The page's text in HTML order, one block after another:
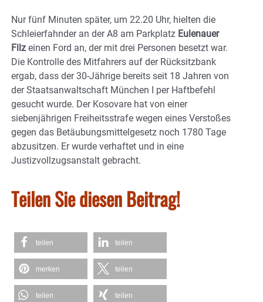
Nur fünf Minuten später, um 22.20 Uhr, hielten die
Schleierfahnder an der A8 am Parkplatz Eulenauer
Filz einen Ford an, der mit drei Personen besetzt war.
Die Kontrolle des Mitfahrers auf der Rücksitzbank
ergab, dass der 30-Jährige bereits seit 18 Jahren von
der Staatsanwaltschaft München I per Haftbefehl
gesucht wurde. Der Kosovare hat von einer
siebenjährigen Freiheitsstrafe wegen eines Verstoßes
gegen das Betäubungsmittelgesetz noch 1780 Tage
abzusitzen. Er wurde verhaftet und in eine
Justizvollzugsanstalt gebracht.
Teilen Sie diesen Beitrag!
teilen teilen
merken teilen
teilen teilen